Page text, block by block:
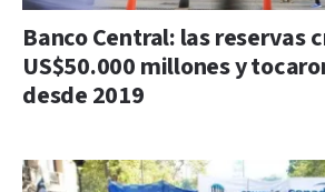
Banco Central: las reservas
US$50.000 millones y
desde 2019